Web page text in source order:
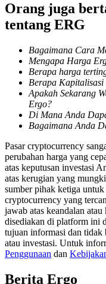
Informasi
Analisis data besar
Memandu
Panduan Pemula
Orang juga
tentang ERG
Bagaimana Cara
Mengapa Harga
Berapa harga
Berapa
Apakah Sekarang
Ergo?
Di Mana Anda
Bagaimana Anda
Pasar cryptocurrency
perubahan harga yang
atas keputusan investasi
atas kerugian yang
sumber pihak ketiga
cryptocurrency yang
jawab atas keandalan
disediakan di platform ini
tujuan informasi dan tidak
atau investasi. Untuk
Penggunaan dan
Berita Ergo